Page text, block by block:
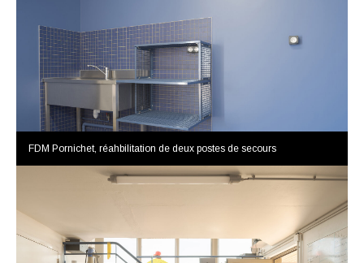
FDM Pornichet, réahbilitation de deux postes de secours